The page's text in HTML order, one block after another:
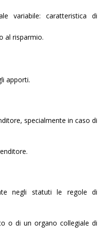
variabile: caratteristica di
al risparmio.
apporti.
specialmente in caso di
negli statuti le regole di
o di un organo collegiale di